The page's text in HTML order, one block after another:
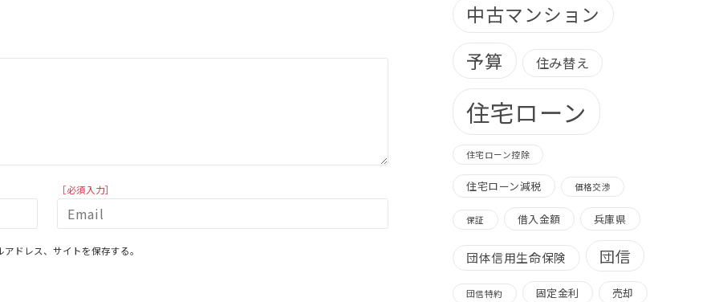
［必須入力］
ドレス、サイトを保存する。
中古マンション
予算 住み替え
住宅ローン
住宅ローン控除
住宅ローン減税 価格交渉
保証 借入金額 兵庫県
団体信用生命保険 団信
団信特約 固定金利 売却